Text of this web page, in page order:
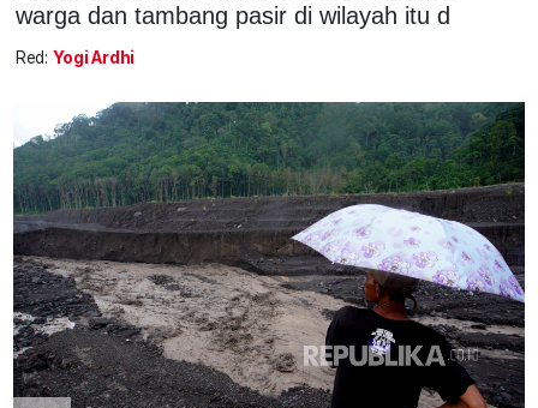
warga dan tambang pasir di wilayah itu d
Red: Yogi Ardhi